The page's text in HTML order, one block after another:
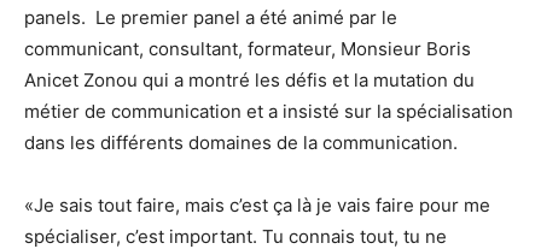
panels. Le premier panel a été animé par le
communicant, consultant, formateur, Monsieur Boris
Anicet Zonou qui a montré les défis et la mutation du
métier de communication et a insisté sur la spécialisation
dans les différents domaines de la communication.
«Je sais tout faire, mais c’est ça là je vais faire pour me
spécialiser, c’est important. Tu connais tout, tu ne